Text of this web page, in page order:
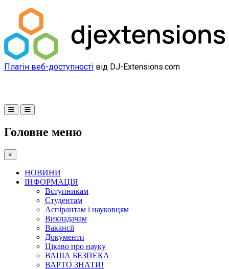
Плагін веб-доступності від DJ-Extensions.com
Головне меню
×
НОВИНИ
ІНФОРМАЦІЯ
Вступникам
Студентам
Аспірантам і науковцям
Викладачам
Вакансії
Документи
Цікаво про науку
ВАША БЕЗПЕКА
ВАРТО ЗНАТИ!